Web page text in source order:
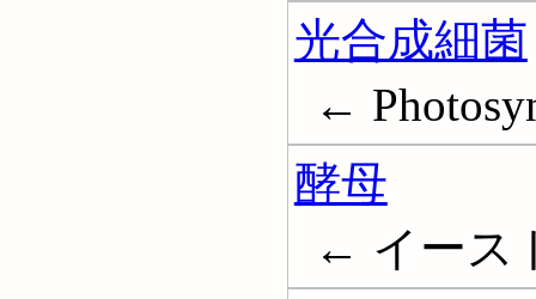
光合成細菌
←
酵母
← イース